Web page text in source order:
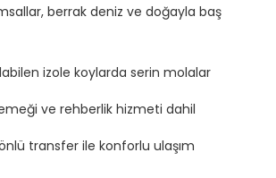
berrak deniz ve doğayla baş
izole koylarda serin molalar
ve rehberlik hizmeti dahil
transfer ile konforlu ulaşım